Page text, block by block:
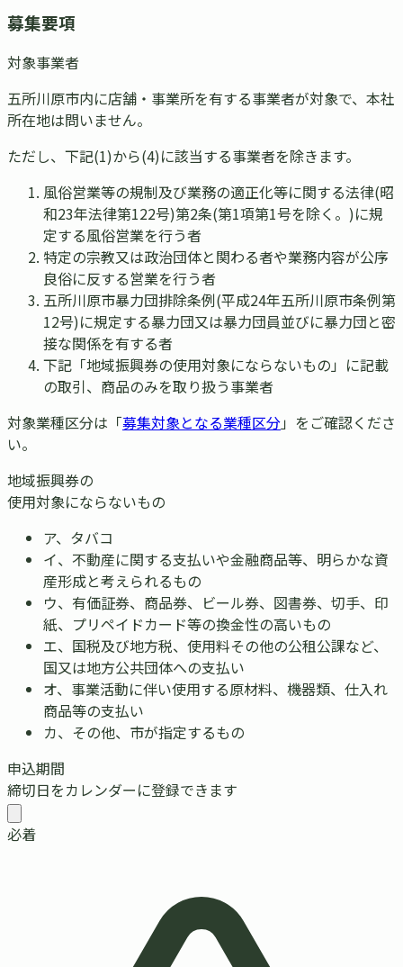
募集要項
対象事業者
五所川原市内に店舗・事業所を有する事業者が対象で、本社
所在地は問いません。
ただし、下記(1)から(4)に該当する事業者を除きます。
風俗営業等の規制及び業務の適正化等に関する法律(昭
和23年法律第122号)第2条(第1項第1号を除く。)に規
定する風俗営業を行う者
特定の宗教又は政治団体と関わる者や業務内容が公序
良俗に反する営業を行う者
五所川原市暴力団排除条例(平成24年五所川原市条例第
12号)に規定する暴力団又は暴力団員並びに暴力団と密
接な関係を有する者
下記「地域振興券の使用対象にならないもの」に記載
の取引、商品のみを取り扱う事業者
対象業種区分は「募集対象となる業種区分」をご確認くださ
い。
地域振興券の
使用対象にならないもの
ア、 タバコ
イ、 不動産に関する支払いや金融商品等、明らかな資
産形成と考えられるもの
ウ、 有価証券、商品券、ビール券、図書券、切手、印
紙、プリペイドカード等の換金性の高いもの
エ、 国税及び地方税、使用料その他の公租公課など、
国又は地方公共団体への支払い
オ、 事業活動に伴い使用する原材料、機器類、仕入れ
商品等の支払い
カ、 その他、市が指定するもの
申込期間
締切日をカレンダーに登録できます
必着